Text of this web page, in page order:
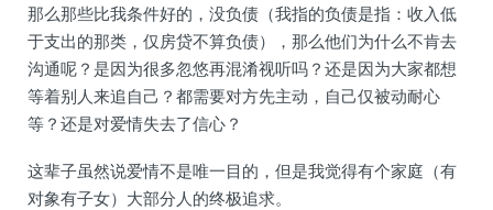
那么那些比我条件好的，没负债（我指的负债是指：收入低
于支出的那类，仅房贷不算负债），那么他们为什么不肯去
沟通呢？是因为很多忽悠再混淆视听吗？还是因为大家都想
等着别人来追自己？都需要对方先主动，自己仅被动耐心
等？还是对爱情失去了信心？
这辈子虽然说爱情不是唯一目的，但是我觉得有个家庭（有
对象有子女）大部分人的终极追求。